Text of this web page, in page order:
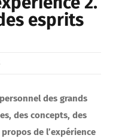
esprits
des grands
des concepts, des
de l’expérience